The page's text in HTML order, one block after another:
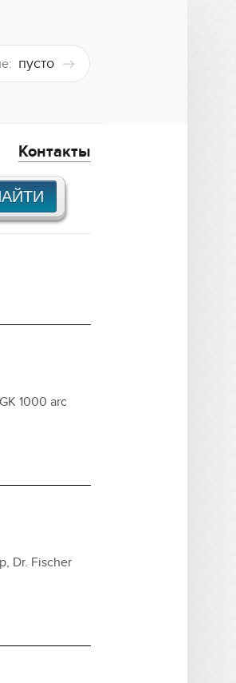
пусто
Контакты
1000 arc
Dr. Fischer